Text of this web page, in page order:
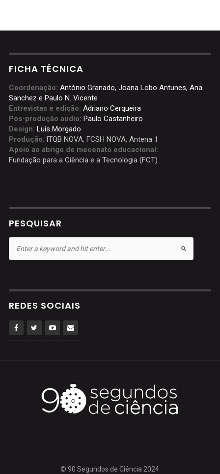
FICHA TÉCNICA
Coordenação: António Granado, Joana Lobo Antunes, Ana
Sanchez e Paulo N. Vicente
Entrevistas e edição: Adriano Cerqueira
Pós-produção audio: Paulo Castanheiro
Design: Luís Morgado
Produção: ITQB NOVA, FCSH NOVA, Antena 1
Apoio ao abrigo de mecenato educacional:
Fundação para a Ciência e a Tecnologia (FCT)
PESQUISAR
REDES SOCIAIS
© 90 Segundos de Ciência 2024